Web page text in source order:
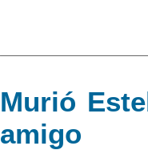
Murió
amigo